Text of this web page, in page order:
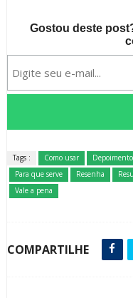
Gostou deste
Tags : Como usar Depoimento
Para que serve
Resenha
Vale a pena
COMPARTILHE